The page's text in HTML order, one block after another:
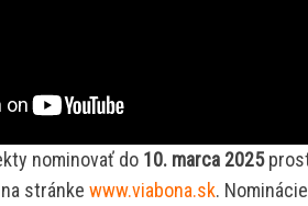
nominovať do 10. marca 2025
stránke www.viabona.sk.